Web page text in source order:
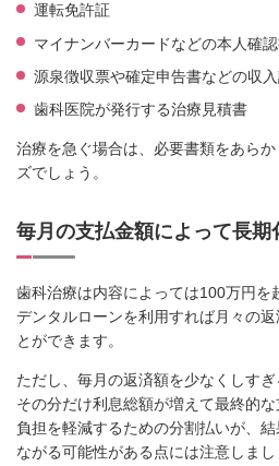
運転免許証
マイナンバーカードなどの本人確
源泉徴収票や確定申告書などの収
歯科医院が発行する治療見積書
治療を急ぐ場合は、必要書類をあら
ズでしょう。
毎月の支払金額によって長期
歯科治療は内容によっては100万円を
デンタルローンを利用すれば月々の
とができます。
ただし、毎月の返済額を少なくしすぎ
その分だけ利息総額が増えて最終的な
負担を軽減するための分割払いが、
ながる可能性がある点には注意しまし